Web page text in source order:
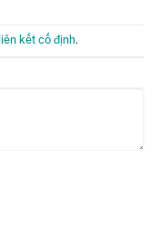
liên kết cố định.